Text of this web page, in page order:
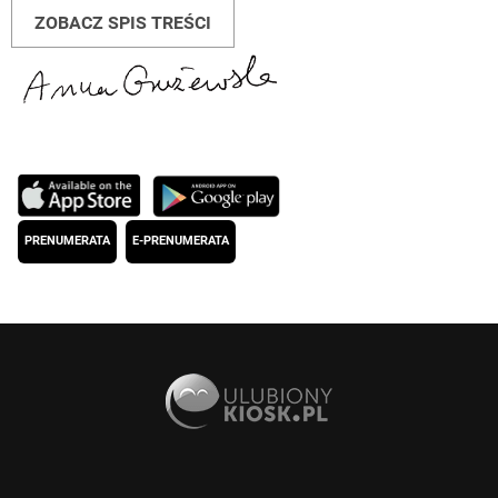
ZOBACZ SPIS TREŚCI
PRENUMERATA E-PRENUMERATA